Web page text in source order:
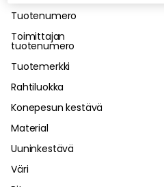
Tuotenumero
Toimittajan
tuotenumero
Tuotemerkki
Rahtiluokka
Konepesun kestävä
Material
Uuninkestävä
Väri